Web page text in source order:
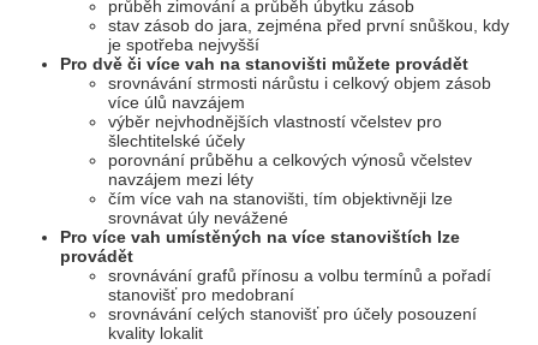
průběh zimování a průběh úbytku zásob
stav zásob do jara, zejména před první snůškou, kdy
je spotřeba nejvyšší
Pro dvě či více vah na stanovišti můžete provádět
srovnávání strmosti nárůstu i celkový objem zásob
více úlů navzájem
výběr nejvhodnějších vlastností včelstev pro
šlechtitelské účely
porovnání průběhu a celkových výnosů včelstev
navzájem mezi léty
čím více vah na stanovišti, tím objektivněji lze
srovnávat úly nevážené
Pro více vah umístěných na více stanovištích lze
provádět
srovnávání grafů přínosu a volbu termínů a pořadí
stanovišť pro medobraní
srovnávání celých stanovišť pro účely posouzení
kvality lokalit